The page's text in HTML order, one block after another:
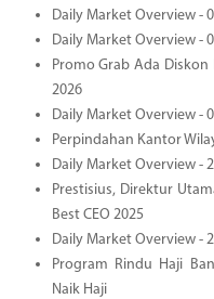
Daily Market Overview -
Daily Market Overview -
Promo Grab Ada
2026
Daily Market Overview -
Perpindahan Kantor
Daily Market Overview -
Prestisius, Direktur
Best CEO 2025
Daily Market Overview -
Program Rindu Haji
Naik Haji